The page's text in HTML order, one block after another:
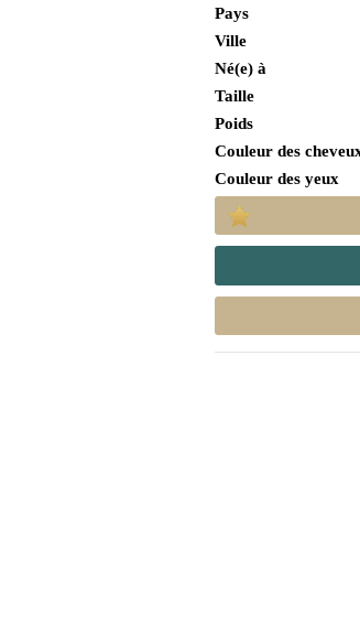
Pays
Ville
Né(e) à
Taille
Poids
Couleur des
Couleur des yeux